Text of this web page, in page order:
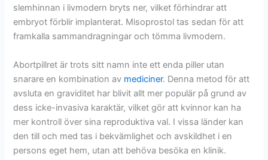
slemhinnan i livmodern bryts ner, vilket förhindrar att
embryot förblir implanterat. Misoprostol tas sedan för att
framkalla sammandragningar och tömma livmodern.
Abortpillret är trots sitt namn inte ett enda piller utan
snarare en kombination av mediciner. Denna metod för att
avsluta en graviditet har blivit allt mer populär på grund av
dess icke-invasiva karaktär, vilket gör att kvinnor kan ha
mer kontroll över sina reproduktiva val. I vissa länder kan
den till och med tas i bekvämlighet och avskildhet i en
persons eget hem, utan att behöva besöka en klinik.